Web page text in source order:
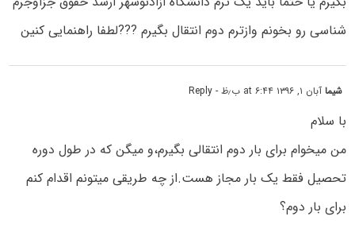
شناسی رو بخونم وازترم دوم انتقال بگیرم ???لطفا راهنمایی کنین
شیماآبان ۱, ۱۳۹۶ at ۶:۴۴ ب٫ظ - Reply
با سلام
من میخوام برای بار دوم انتقالی بگیرم،و میگن که در طول دوره
تحصیل فقط یک بار مجاز هست.از چه طریقی میتونم اقدام کنم
برای بار دوم؟